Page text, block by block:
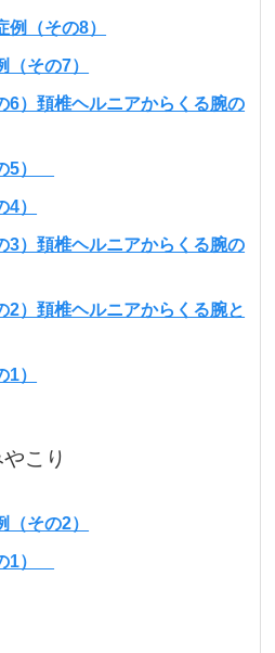
（その8）
その7）
6）頚椎ヘルニアからくる腕の
5）
）
3）頚椎ヘルニアからくる腕の
2）頚椎ヘルニアからくる腕と
）
こり
その2）
1）